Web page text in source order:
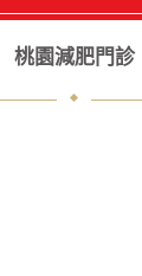
桃園減肥門診